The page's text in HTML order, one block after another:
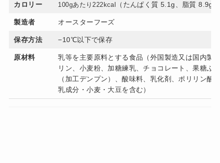
カロリー 100gあたり222kcal （たんぱく質 5.1g、脂質 8.9g
製造者 オースターフーズ
保存方法 −10℃以下で保存
原材料
乳等を主要原料とする食品（外国製造又は国内製
リン、小麦粉、加糖練乳、チョコレート、果糖ぶ
（加工デンプン）、酸味料、乳化剤、ポリリン
乳成分・小麦・大豆を含む）